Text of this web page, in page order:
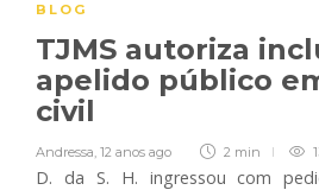
BLOG
TJMS autoriza
apelido público
civil
Andressa, 12 anos ago 2 min
D. da S. H. ingressou com